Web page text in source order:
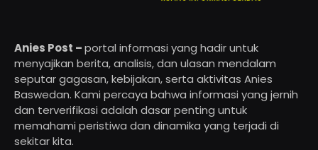
Anies Post –portal informasi yang hadir untuk
menyajikan berita, analisis, dan ulasan mendalam
seputar gagasan, kebijakan, serta aktivitas Anies
Baswedan. Kami percaya bahwa informasi yang jernih
dan terverifikasi adalah dasar penting untuk
memahami peristiwa dan dinamika yang terjadi di
sekitar kita.